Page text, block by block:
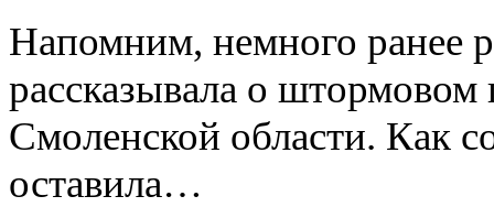
Напомним, немного ранее
рассказывала о
Смоленской области. Как
оставила…